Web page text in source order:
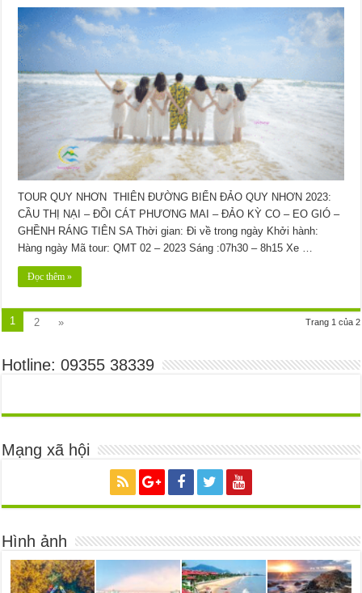
TOUR QUY NHƠN THIÊN ĐƯỜNG BIỂN ĐẢO QUY NHƠN 2023:
CẦU THỊ NẠI – ĐỒI CÁT PHƯƠNG MAI – ĐẢO KỲ CO – EO GIÓ –
GHỀNH RÁNG TIÊN SA Thời gian: Đi về trong ngày Khởi hành:
Hàng ngày Mã tour: QMT 02 – 2023 Sáng :07h30 – 8h15 Xe …
Đọc thêm »
Trang 1 của 2
1 2 »
Hotline: 09355 38339
Mạng xã hội
Hình ảnh